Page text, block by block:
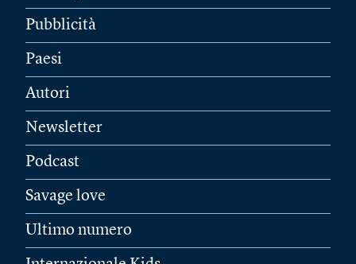
Pubblicità
Paesi
Autori
Newsletter
Podcast
Savage love
Ultimo numero